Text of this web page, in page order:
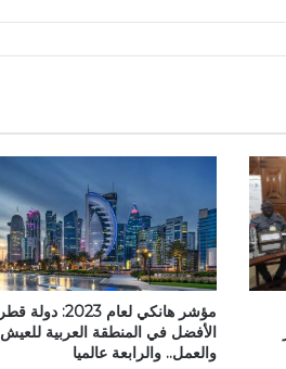
مؤشر هانكي لعام 2023: دولة قطر
الأفضل في المنطقة العربية للعيش
والعمل.. والرابعة عالميا